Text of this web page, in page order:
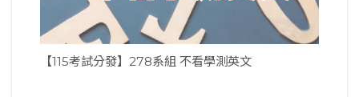
【115考試分發】278系組 不看學測英文